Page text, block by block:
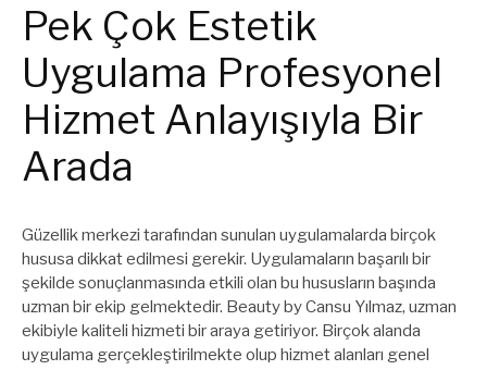
Pek Çok Estetik
Uygulama Profesyonel
Hizmet Anlayışıyla Bir
Arada
Güzellik merkezi tarafından sunulan uygulamalarda birçok
hususa dikkat edilmesi gerekir. Uygulamaların başarılı bir
şekilde sonuçlanmasında etkili olan bu hususların başında
uzman bir ekip gelmektedir. Beauty by Cansu Yılmaz, uzman
ekibiyle kaliteli hizmeti bir araya getiriyor. Birçok alanda
uygulama gerçekleştirilmekte olup hizmet alanları genel